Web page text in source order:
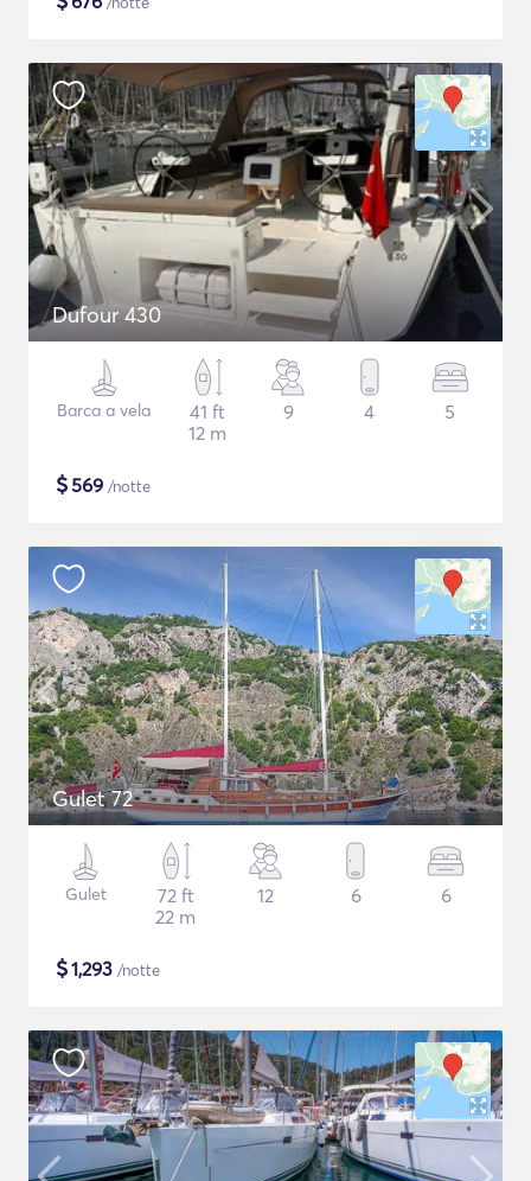
Dufour 430
Barca a vela
41 ft
12 m
9 4 5
$569 /notte
Gulet 72
Gulet
72 ft
22 m
12 6 6
$1,293 /notte